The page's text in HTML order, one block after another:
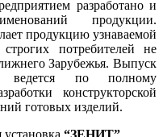
разработано и
продукции.
продукцию узнаваемой
потребителей не
Зарубежья. Выпуск
ведется по полному
конструкторской
готовых изделий.
“ЗЕНИТ”